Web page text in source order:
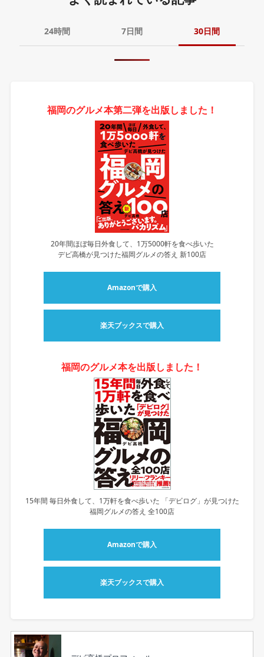
24時間 7日間 30日間
福岡のグルメ本第二弾を出版しました！
20年間ほぼ毎日外食して、1万5000軒を食べ歩いた
デビ高橋が見つけた福岡グルメの答え 新100店
Amazonで購入
楽天ブックスで購入
福岡のグルメ本を出版しました！
15年間 毎日外食して、1万軒を食べ歩いた 「デビログ」が見つけた
福岡グルメの答え 全100店
Amazonで購入
楽天ブックスで購入